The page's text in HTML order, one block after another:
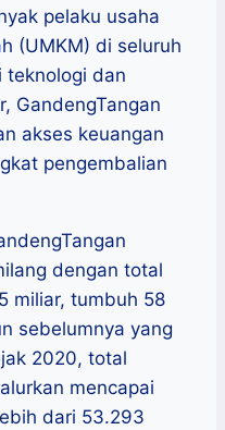
pelaku usaha
(UMKM) di seluruh
teknologi dan
GandengTangan
akses keuangan
pengembalian
dengan total
miliar, tumbuh 58
sebelumnya yang
2020, total
mencapai
dari 53.293